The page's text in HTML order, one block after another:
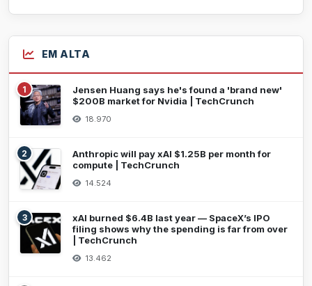
EM ALTA
1
Jensen Huang says he's found a 'brand new'
$200B market for Nvidia | TechCrunch
18.970
2
Anthropic will pay xAI $1.25B per month for
compute | TechCrunch
14.524
3
xAI burned $6.4B last year — SpaceX’s IPO
filing shows why the spending is far from over
| TechCrunch
13.462